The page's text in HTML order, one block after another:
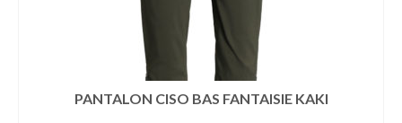
PANTALON CISO BAS FANTAISIE KAKI